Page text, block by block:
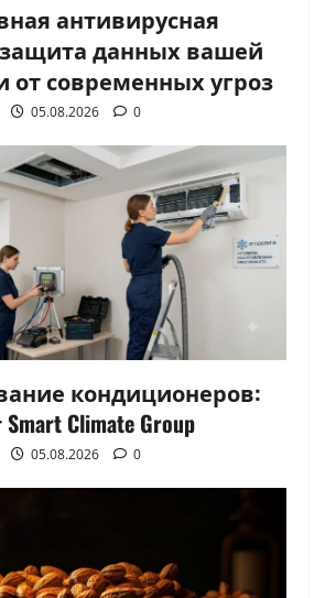
антивирусная
данных вашей
от современных угроз
05.08.2026 0
кондиционеров:
Climate Group
05.08.2026 0